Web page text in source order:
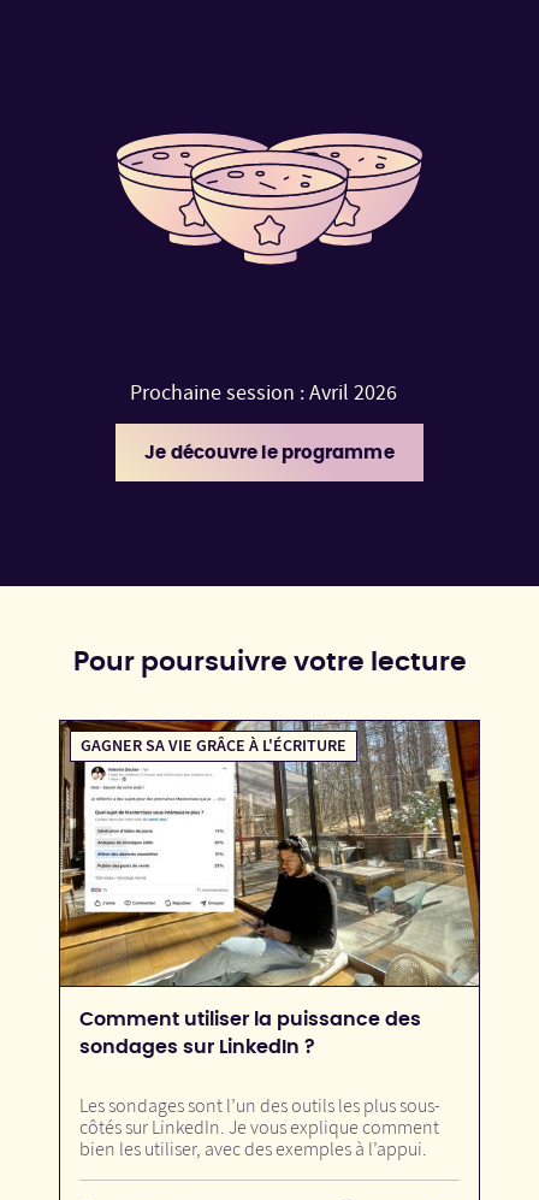
Prochaine session : Avril 2026
Je découvre le programme
Pour poursuivre votre lecture
GAGNER SA VIE GRÂCE À L'ÉCRITURE
Comment utiliser la puissance des
sondages sur LinkedIn ?
Les sondages sont l’un des outils les plus sous-
côtés sur LinkedIn. Je vous explique comment
bien les utiliser, avec des exemples à l’appui.